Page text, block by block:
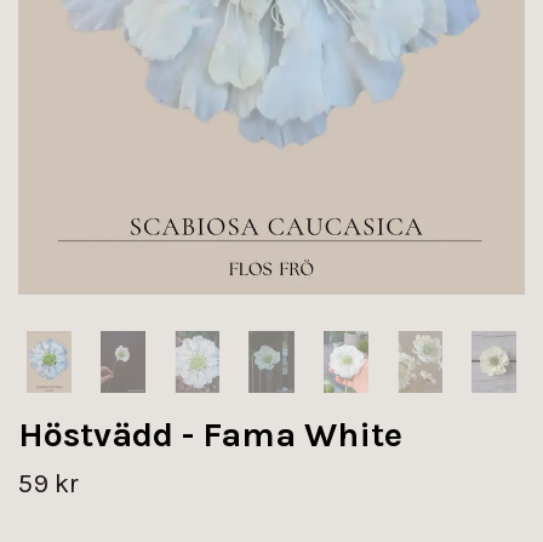
Höstvädd - Fama White
59 kr